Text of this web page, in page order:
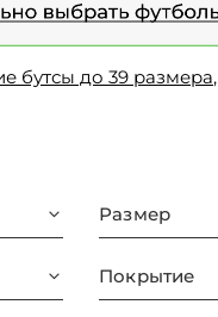
бутсы до 39 размера,
Размер
Покрытие